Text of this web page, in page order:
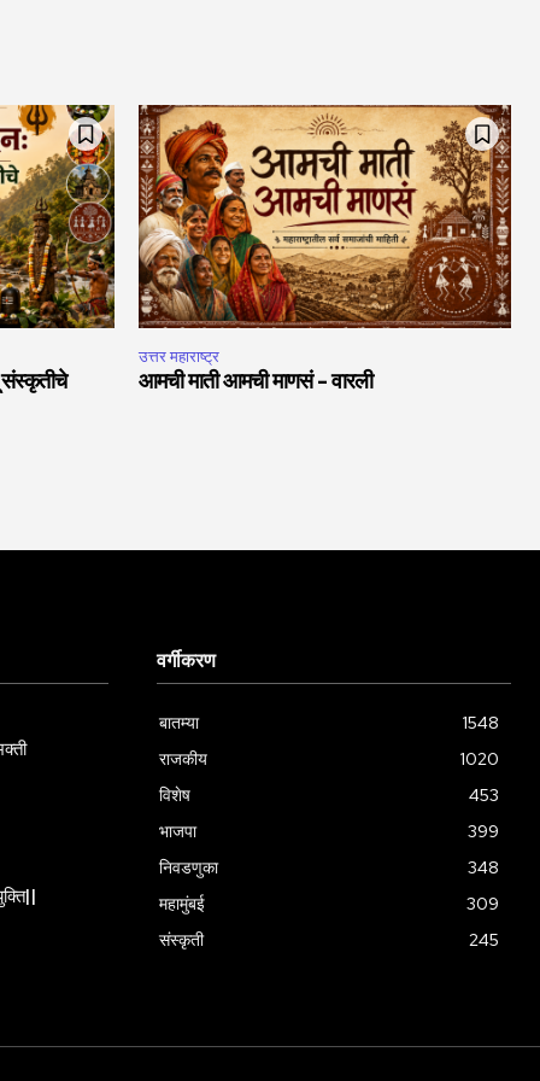
संस्कृतीचे
उत्तर महाराष्ट्र
आमची माती आमची माणसं – वारली
वर्गीकरण
बातम्या
1548
राजकीय
1020
विशेष
453
भाजपा
399
निवडणुका
348
महामुंबई
309
संस्कृती
245